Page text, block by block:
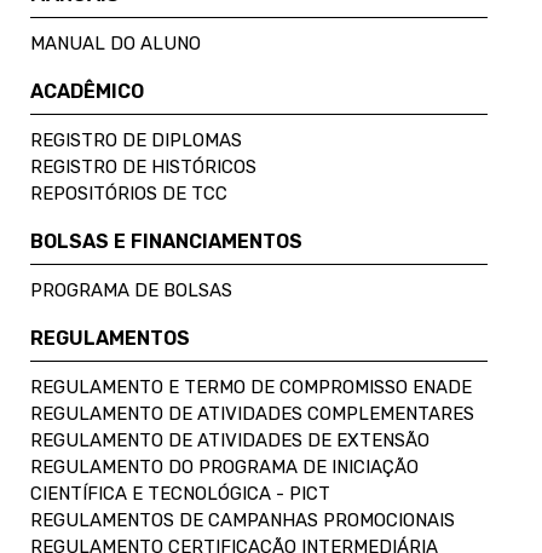
MANUAL DO ALUNO
ACADÊMICO
REGISTRO DE DIPLOMAS
REGISTRO DE HISTÓRICOS
REPOSITÓRIOS DE TCC
BOLSAS E FINANCIAMENTOS
PROGRAMA DE BOLSAS
REGULAMENTOS
REGULAMENTO E TERMO DE COMPROMISSO ENADE
REGULAMENTO DE ATIVIDADES COMPLEMENTARES
REGULAMENTO DE ATIVIDADES DE EXTENSÃO
REGULAMENTO DO PROGRAMA DE INICIAÇÃO
CIENTÍFICA E TECNOLÓGICA - PICT
REGULAMENTOS DE CAMPANHAS PROMOCIONAIS
REGULAMENTO CERTIFICAÇÃO INTERMEDIÁRIA